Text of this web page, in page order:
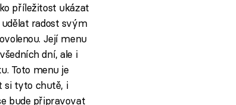
příležitost ukázat
radost svým
Její menu
dní, ale i
Toto menu je
si tyto chutě, i
bude připravovat